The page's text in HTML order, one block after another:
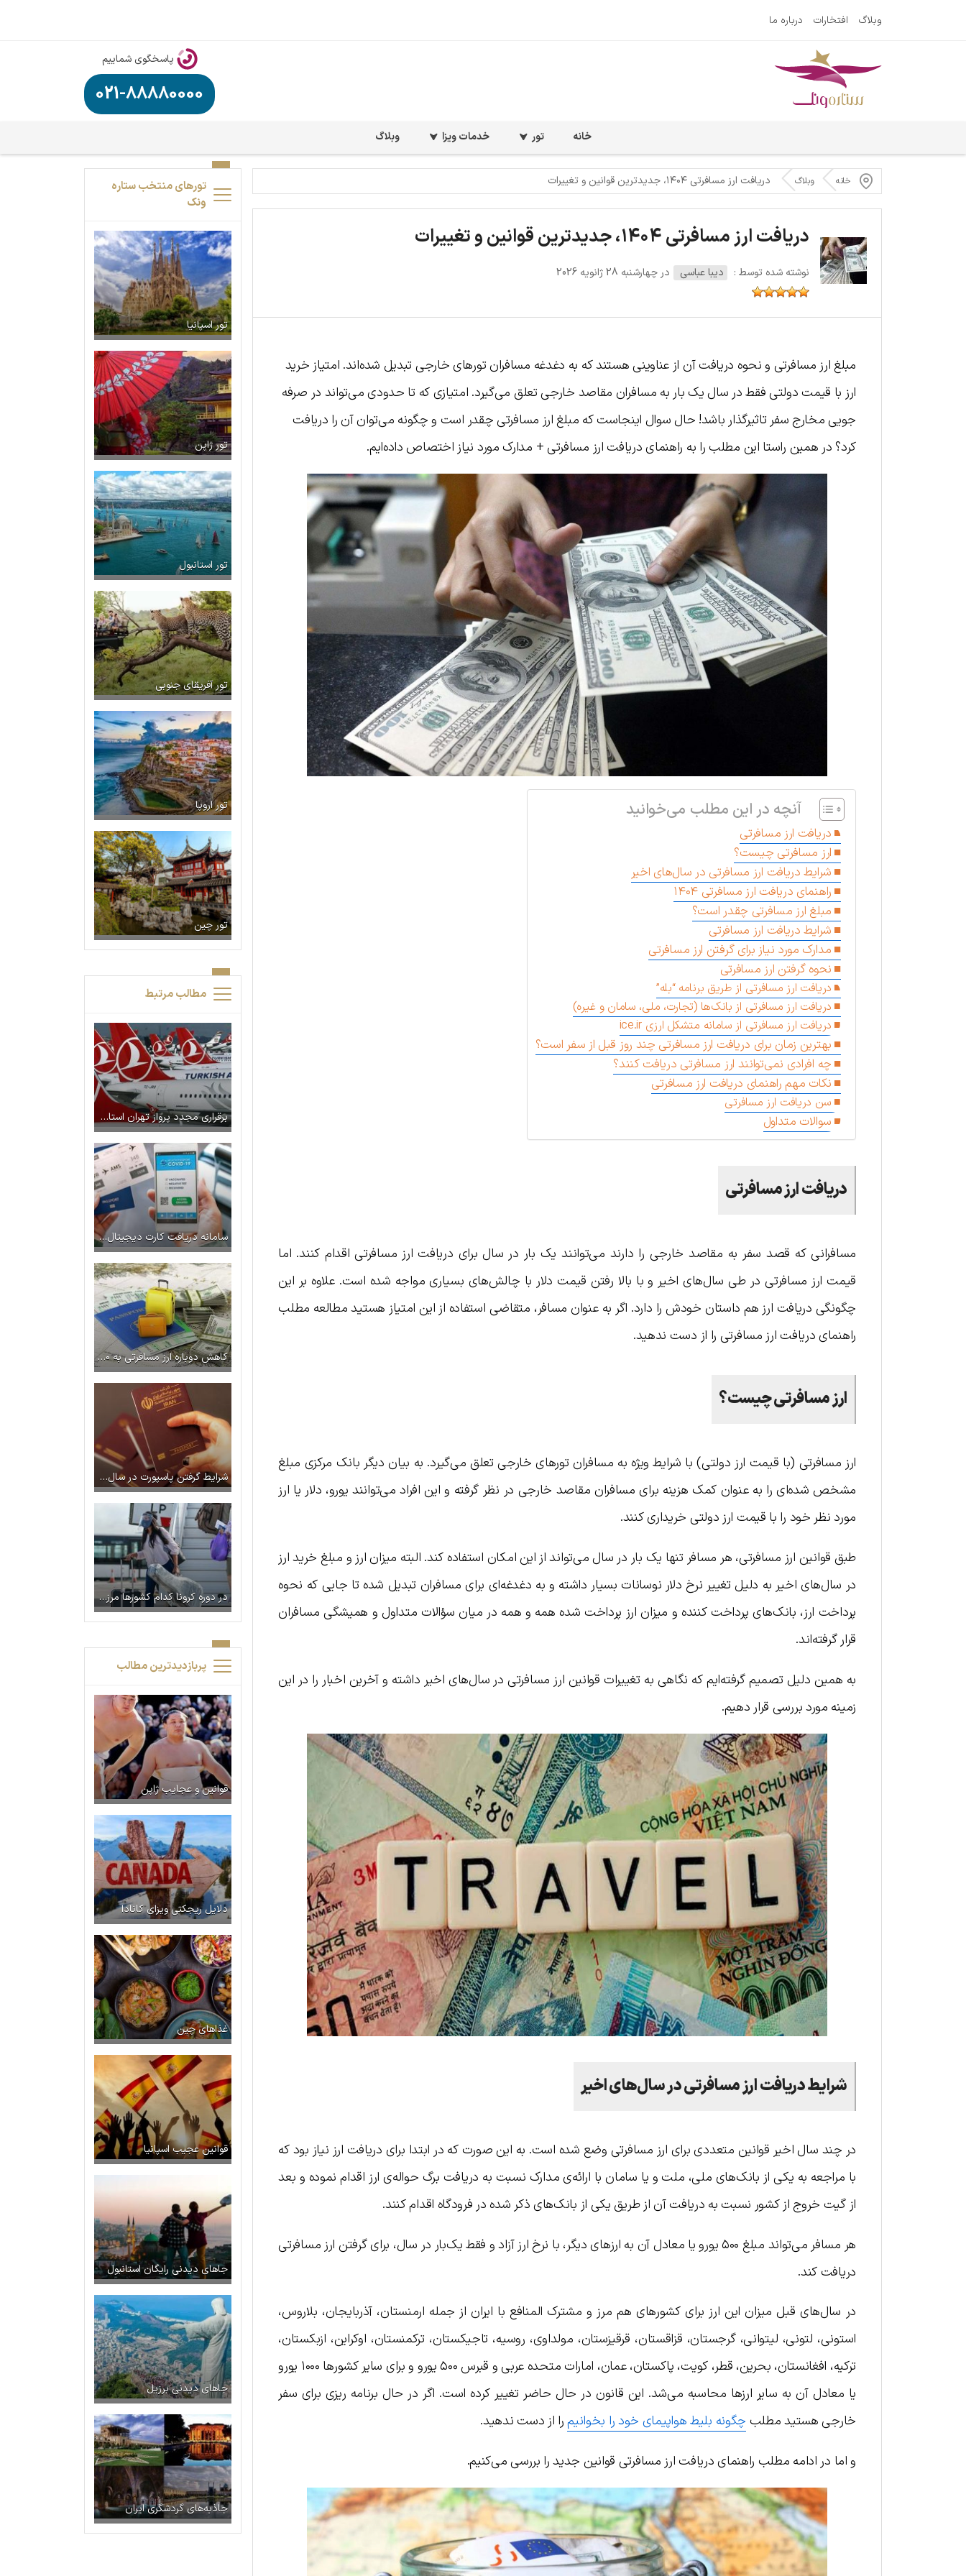
وبلاگ افتخارات درباره ما
پاسخگوی شماییم
021-88880000
خانه تور خدمات ویزا وبلاگ
خانه وبلاگ دریافت ارز مسافرتی ۱۴۰۴،‌ جدید‌ترین قوانین و تغییرات
دریافت ارز مسافرتی ۱۴۰۴،‌ جدید‌ترین قوانین و تغییرات
نوشته شده توسط : دیبا عباسی در چهارشنبه 28 ژانویه 2026
مبلغ ارز مسافرتی و نحوه دریافت آن از عناوینی هستند که به دغدغه مسافران تورهای خارجی تبدیل شده‌اند. امتیاز خرید
ارز با قیمت دولتی فقط در سال یک بار به مسافران مقاصد خارجی تعلق می‌گیرد. امتیازی که تا حدودی می‌تواند در صرفه
جویی مخارج سفر تاثیرگذار باشد! حال سوال اینجاست که مبلغ ارز مسافرتی چقدر است و چگونه می‌توان آن را دریافت
کرد؟ در همین راستا این مطلب را به راهنمای دریافت ارز مسافرتی + مدارک مورد نیاز اختصاص داده‌ایم.
آنچه در این مطلب می‌خوانید
دریافت ارز مسافرتی
ارز مسافرتی چیست؟
شرایط دریافت ارز مسافرتی در سال‌های اخیر
راهنمای دریافت ارز مسافرتی ۱۴۰۴
مبلغ ارز مسافرتی چقدر است؟
شرایط دریافت ارز مسافرتی
مدارک مورد نیاز برای گرفتن ارز مسافرتی
نحوه گرفتن ارز مسافرتی
دریافت ارز مسافرتی از طریق برنامه “بله”
دریافت ارز مسافر‌تی از بانک‌ها (تجارت، ملی، سامان و غیره)
دریافت ارز مسافر‌تی از سامانه متشکل ارزی ice.ir
بهترین زمان برای دریافت ارز مسافرتی چند روز قبل از سفر است؟
چه افرادی نمی‌توانند ارز مسافرتی دریافت کنند؟
نکات مهم راهنمای دریافت ارز مسافر‌تی
سن دریافت ارز مسافر‌تی
سوالات متداول
دریافت ارز مسافرتی
مسافرانی که قصد سفر به مقاصد خارجی را دارند می‌توانند یک بار در سال برای دریافت ارز مسافرتی اقدام کنند. اما
قیمت ارز مسافرتی در طی سال‌های اخیر و با بالا رفتن قیمت دلار با چالش‌های بسیاری مواجه شده است. علاوه بر این
چگونگی دریافت ارز هم داستان خودش را دارد. اگر به عنوان مسافر، متقاضی استفاده از این امتیاز هستید مطالعه مطلب
راهنمای دریافت ارز مسافرتی را از دست ندهید.
ارز مسافرتی چیست؟
ارز مسافرتی (با قیمت ارز دولتی) با شرایط ویژه به مسافران تورهای خارجی تعلق می‌گیرد. به بیان دیگر بانک مرکزی مبلغ
مشخص شده‌ای را به عنوان کمک هزینه برای مسافران مقاصد خارجی در نظر گرفته و این افراد می‌توانند یورو، دلار یا ارز
مورد نظر خود را با قیمت ارز دولتی خریداری کنند.
طبق قوانین ارز مسافرتی، هر مسافر تنها یک بار در سال می‌تواند از این امکان استفاده کند. البته میزان ارز و مبلغ خرید ارز
در سال‌های اخیر به دلیل تغییر نرخ دلار نوسانات بسیار داشته و به دغدغه‌ای برای مسافران تبدیل شده تا جایی که نحوه
پرداخت ارز، بانک‌های پرداخت کننده و میزان ارز پرداخت شده همه و همه در میان سؤالات متداول و همیشگی مسافران
قرار گرفته‌اند.
به همین دلیل تصمیم گرفته‌ایم که نگاهی به تغییرات قوانین ارز مسافرتی در سال‌های اخیر داشته و آخرین اخبار را در این
زمینه مورد بررسی قرار دهیم.
شرایط دریافت ارز مسافرتی در سال‌های اخیر
در چند سال اخیر قوانین متعددی برای ارز مسافرتی وضع شده است. به این صورت که در ابتدا برای دریافت ارز نیاز بود که
با مراجعه به یکی از بانک‌های ملی، ملت و یا سامان با ارائه‌ی مدارک نسبت به دریافت برگ حواله‌ی ارز اقدام نموده و بعد
از گیت خروج از کشور نسبت به دریافت آن از طریق یکی از بانک‌های ذکر شده در فرودگاه اقدام کنند.
هر مسافر می‌تواند مبلغ ۵۰۰ یورو یا معادل آن به ارزهای دیگر، با نرخ ارز آزاد و فقط یک‌بار در سال، برای گرفتن ارز مسافرتی
دریافت کند.
در سال‌های قبل میزان این ارز برای کشورهای هم مرز و مشترک المنافع با ایران از جمله ارمنستان، آذربایجان، بلاروس،
استونی، لتونی، لیتوانی، گرجستان، قزاقستان، قرقیزستان، مولداوی، روسیه، تاجیکستان، ترکمنستان، اوکراین، ازبکستان،
ترکیه، افغانستان، بحرین، قطر، کویت، پاکستان، عمان، امارات متحده عربی و قبرس ۵۰۰ یورو و برای سایر کشورها ۱۰۰۰ یورو
یا معادل آن به سایر ارزها محاسبه می‌شد. این قانون در حال حاضر تغییر کرده است. اگر در حال برنامه ریزی برای سفر
خارجی هستید مطلب چگونه بلیط هواپیمای خود را بخوانیمرا از دست ندهید.
و اما در ادامه مطلب راهنمای دریافت ارز مسافرتی قوانین جدید را بررسی می‌کنیم.
تورهای منتخب ستاره
ونک
تور اسپانیا
تور ژاپن
تور استانبول
تور آفریقای جنوبی
تور اروپا
تور چین
مطالب مرتبط
برقراری مجدد پرواز تهران استانبول در دوره کرونا
سامانه دریافت کارت دیجیتال واکسن برای مسافرت به خارج از کشور راه‌اندازی شد
کاهش دوباره ارز مسافرتی به ۵۰۰ یورو در سال ۱۴۰۳
شرایط گرفتن پاسپورت در سال ۱۴۰۳ + مدارک + هزینه ها
در دوره کرونا کدام کشورها مرزهایشان را به روی گردشگران ایرانی گشوده‌اند؟
پربازدیدترین مطالب
قوانین و عجایب ژاپن
دلایل ریجکتی ویزای کانادا
غذاهای چین
قوانین عجیب اسپانیا
جاهای دیدنی رایگان استانبول
جاهای دیدنی برزیل
جاذبه‌های گردشگری ایران